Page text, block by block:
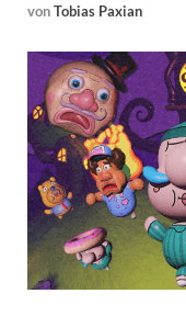
vonTobias Paxian